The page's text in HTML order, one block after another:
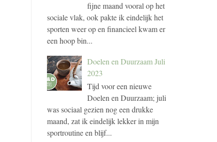
fijne maand vooral op het
sociale vlak, ook pakte ik eindelijk het
sporten weer op en financieel kwam er
een hoop bin...
Doelen en Duurzaam Juli
2023
Tijd voor een nieuwe
Doelen en Duurzaam; juli
was sociaal gezien nog een drukke
maand, zat ik eindelijk lekker in mijn
sportroutine en blijf...